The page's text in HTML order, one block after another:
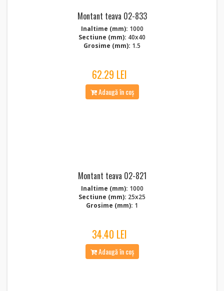
Montant teava 02-833
Inaltime (mm): 1000
Sectiune (mm): 40x40
Grosime (mm): 1.5
62.29 LEI
Adaugă în coș
Montant teava 02-821
Inaltime (mm): 1000
Sectiune (mm): 25x25
Grosime (mm): 1
34.40 LEI
Adaugă în coș